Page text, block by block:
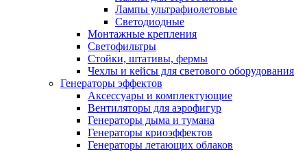
Лампы ультрафиолетовые
Светодиодные
Монтажные крепления
Светофильтры
Стойки, штативы, фермы
Чехлы и кейсы для светового оборудования
Генераторы эффектов
Аксессуары и комплектующие
Вентиляторы для аэрофигур
Генераторы дыма и тумана
Генераторы криоэффектов
Генераторы летающих облаков